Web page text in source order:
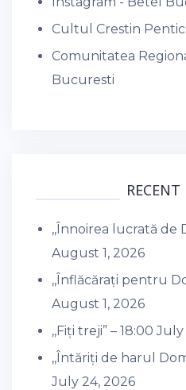
Cultul Crestin
Comunitatea
Bucuresti
RECENT
,,Înnoirea lucrată de
August 1, 2026
,,Înflăcărați pentru
August 1, 2026
,,Fiți treji” – 18:00 July
,,Întăriți de harul
July 24, 2026